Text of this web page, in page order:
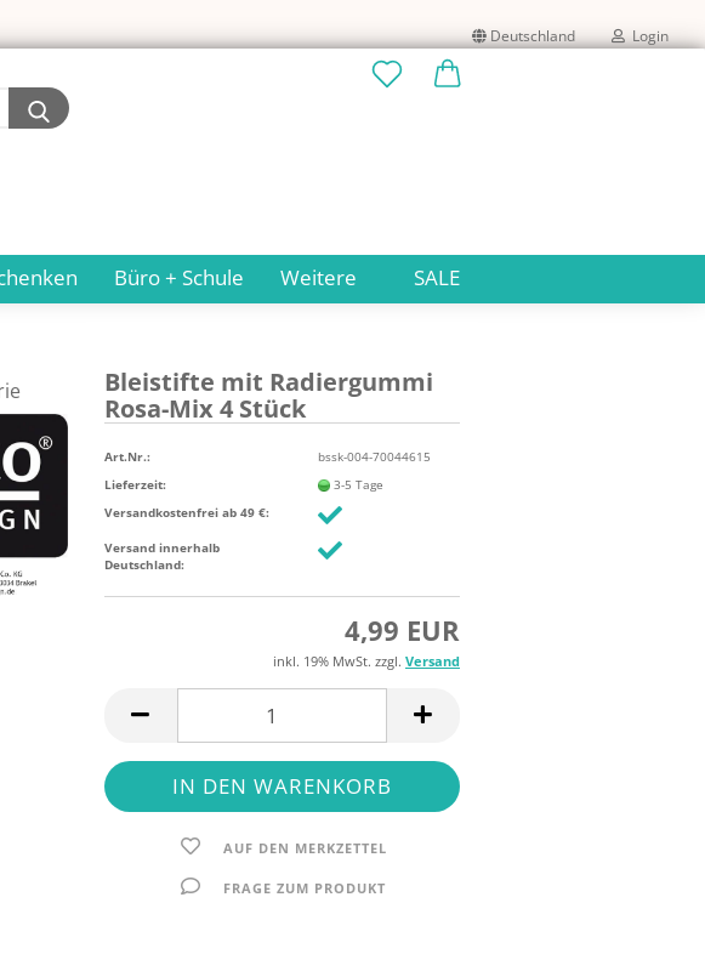
Deutschland Login
Konto erstellen
Passwort vergessen?
Suche...
Büro + Schule SALE
Weitere
Blei­stif­te mit Ra­dier­gum­mi
Rosa-​Mix 4 Stück
Art.Nr.:
bssk-004-70044615
Lieferzeit:
3-5 Tage
Versandkostenfrei ab 49 €:
Versand innerhalb
Deutschland:
4,99 EUR
inkl. 19% MwSt. zzgl. Versand
AUF DEN MERKZETTEL
FRAGE ZUM PRODUKT